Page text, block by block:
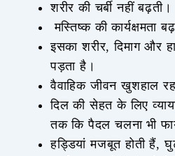
शरीर की चर्बी नहीं बढ़ती।
मस्तिष्क की कार्यक्षमता
इसका शरीर, दिमाग और
पड़ता है।
वैवाहिक जीवन खुशहाल
दिल की सेहत के लिए
तक कि पैदल चलना भी
हड्डियां मजबूत होती हैं,